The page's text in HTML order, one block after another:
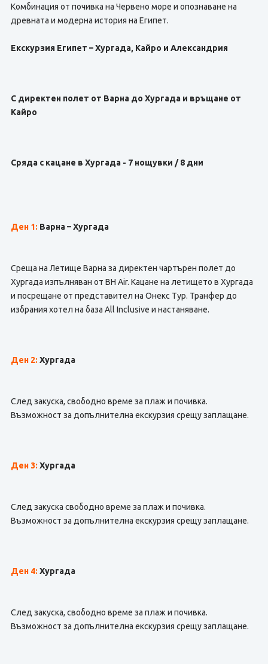
Комбинация от почивка на Червено море и опознаване на
древната и модерна история на Египет.
Екскурзия Египет – Хургада, Кайро и Александрия
С директен полет от Варна до Хургада и връщане от
Кайро
Сряда с кацане в Хургада - 7 нощувки / 8 дни
Ден 1: Варна – Хургада
Среща на Летище Варна за директен чартърен полет до
Хургада изпълняван от BH Air. Кацане на летището в Хургада
и посрещане от представител на Онекс Тур. Транфер до
избрания хотел на база All Inclusive и настаняване.
Ден 2: Хургада
След закуска, свободно време за плаж и почивка.
Възможност за допълнителна екскурзия срещу заплащане.
Ден 3: Хургада
След закуска свободно време за плаж и почивка.
Възможност за допълнителна екскурзия срещу заплащане.
Ден 4: Хургада
След закуска, свободно време за плаж и почивка.
Възможност за допълнителна екскурзия срещу заплащане.